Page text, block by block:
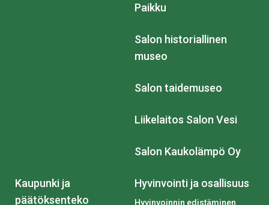
Paikku
Salon historiallinen
museo
Salon taidemuseo
Liikelaitos Salon Vesi
Salon Kaukolämpö Oy
Kaupunki ja
päätöksenteko
Hyvinvointi ja osallisuus
Hyvinvoinnin edistäminen